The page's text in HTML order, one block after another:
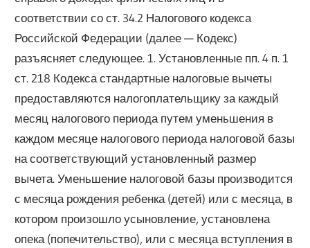
соответствии со ст. 34.2 Налогового кодекса
Российской Федерации (далее — Кодекс)
разъясняет следующее. 1. Установленные пп. 4 п. 1
ст. 218 Кодекса стандартные налоговые вычеты
предоставляются налогоплательщику за каждый
месяц налогового периода путем уменьшения в
каждом месяце налогового периода налоговой базы
на соответствующий установленный размер
вычета. Уменьшение налоговой базы производится
с месяца рождения ребенка (детей) или с месяца, в
котором произошло усыновление, установлена
опека (попечительство), или с месяца вступления в